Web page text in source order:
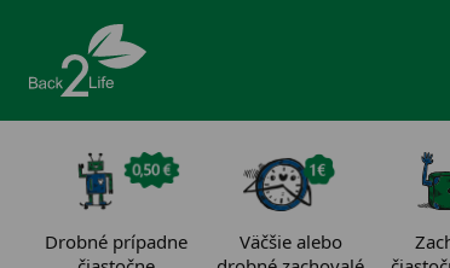
Drobné prípadne
Väčšie alebo